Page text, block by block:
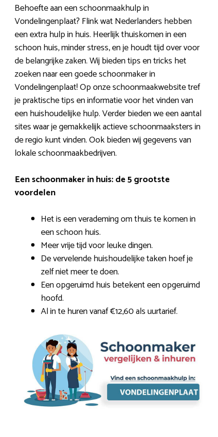
Behoefte aan een schoonmaakhulp in
Vondelingenplaat? Flink wat Nederlanders hebben
een extra hulp in huis. Heerlijk thuiskomen in een
schoon huis, minder stress, en je houdt tijd over voor
de belangrijke zaken. Wij bieden tips en tricks het
zoeken naar een goede schoonmaker in
Vondelingenplaat! Op onze schoonmaakwebsite tref
je praktische tips en informatie voor het vinden van
een huishoudelijke hulp. Verder bieden we een aantal
sites waar je gemakkelijk actieve schoonmaaksters in
de regio kunt vinden. Ook bieden wij gegevens van
lokale schoonmaakbedrijven.
Een schoonmaker in huis: de 5 grootste
voordelen
Het is een verademing om thuis te komen in
een schoon huis.
Meer vrije tijd voor leuke dingen.
De vervelende huishoudelijke taken hoef je
zelf niet meer te doen.
Een opgeruimd huis betekent een opgeruimd
hoofd.
Al in te huren vanaf €12,60 als uurtarief.